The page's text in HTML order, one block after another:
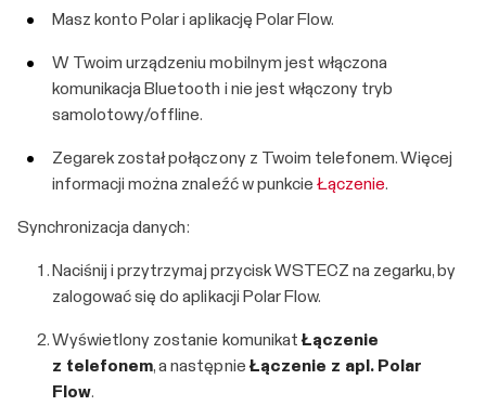
Masz konto Polar i aplikację Polar Flow.
W Twoim urządzeniu mobilnym jest włączona
komunikacja Bluetooth i nie jest włączony tryb
samolotowy/offline.
Zegarek został połączony z Twoim telefonem. Więcej
informacji można znaleźć w punkcie Łączenie.
Synchronizacja danych:
Naciśnij i przytrzymaj przycisk WSTECZ na zegarku, by
zalogować się do aplikacji Polar Flow.
Wyświetlony zostanie komunikat Łączenie
z telefonem, a następnie Łączenie z apl. Polar
Flow.